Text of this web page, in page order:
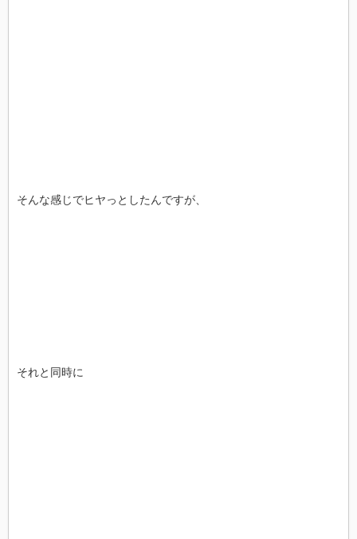
そんな感じでヒヤっとしたんですが、
それと同時に